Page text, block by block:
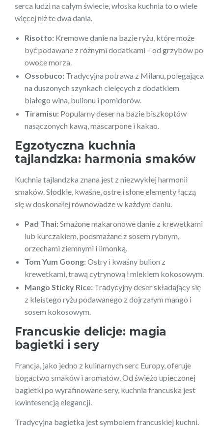
serca ludzi na całym świecie, włoska kuchnia to o wiele
więcej niż te dwa dania.
Risotto: Kremowe danie na bazie ryżu, które może
być podawane z różnymi dodatkami – od grzybów po
owoce morza.
Ossobuco: Tradycyjna potrawa z Milanu, polegająca
na duszonych szynkach cielęcych z dodatkiem
białego wina, bulionu i pomidorów.
Tiramisu: Popularny deser na bazie biszkoptów
nasączonych kawą, mascarpone i kakao.
Egzotyczna kuchnia
tajlandzka: harmonia smaków
Kuchnia tajlandzka znana jest z niezwykłej harmonii
smaków. Słodkie, kwaśne, ostre i słone elementy łączą
się w doskonałej równowadze w każdym daniu.
Pad Thai:Smażone makaronowe danie z krewetkami
lub kurczakiem, podsmażane z sosem rybnym,
orzechami ziemnymi i limonką.
Tom Yum Goong:Ostry i kwaśny bulion z
krewetkami, trawą cytrynową i mlekiem kokosowym.
Mango Sticky Rice: Tradycyjny deser składający się
z kleistego ryżu podawanego z dojrzałym mango i
sosem kokosowym.
Francuskie delicje: magia
bagietki i sery
Francja, jako jedno z kulinarnych serc Europy, oferuje
bogactwo smaków i aromatów. Od świeżo upieczonej
bagietki po wyrafinowane sery, kuchnia francuska jest
kwintesencją elegancji.
Tradycyjna bagietka jest symbolem francuskiej kuchni.